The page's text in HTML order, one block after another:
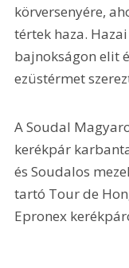
körversenyére,
tértek haza.
bajnokságon elit
ezüstérmet
A Soudal
kerékpár
és Soudalos
tartó Tour de
Epronex